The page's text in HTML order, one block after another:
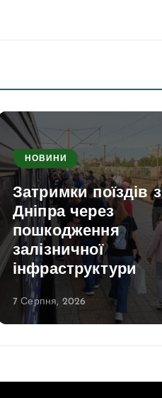
НОВИНИ
Затримки поїздів з
Дніпра через
пошкодження
залізничної
інфраструктури
7 Серпня, 2026